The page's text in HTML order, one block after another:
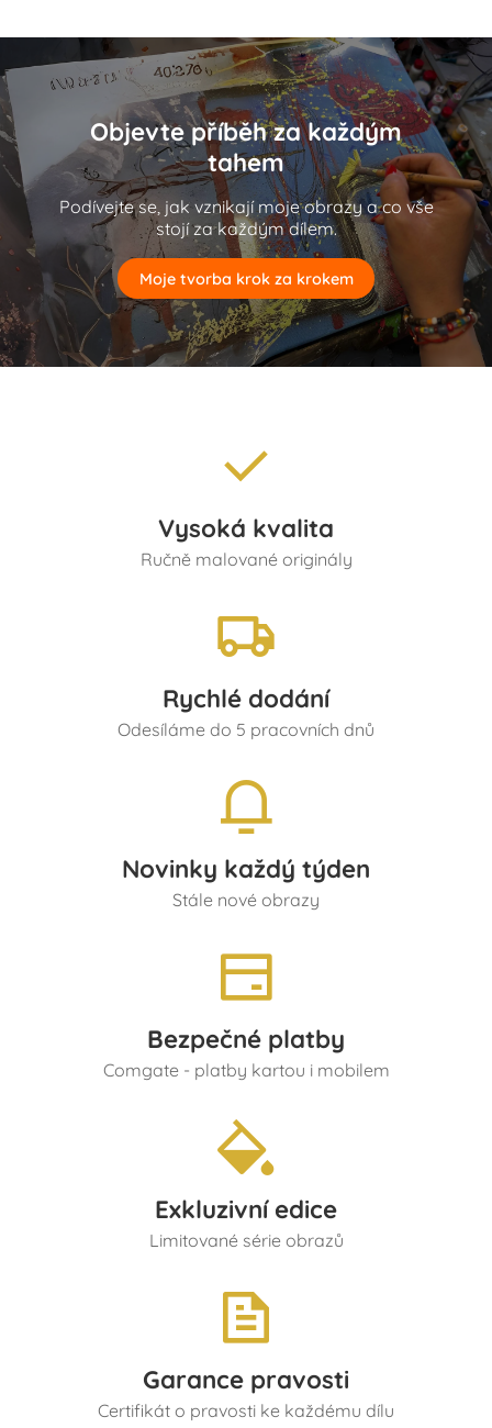
Objevte příběh za každým
tahem
Podívejte se, jak vznikají moje obrazy a co vše
stojí za každým dílem.
Moje tvorba krok za krokem
Vysoká kvalita
Ručně malované originály
Rychlé dodání
Odesíláme do 5 pracovních dnů
Novinky každý týden
Stále nové obrazy
Bezpečné platby
Comgate - platby kartou i mobilem
Exkluzivní edice
Limitované série obrazů
Garance pravosti
Certifikát o pravosti ke každému dílu